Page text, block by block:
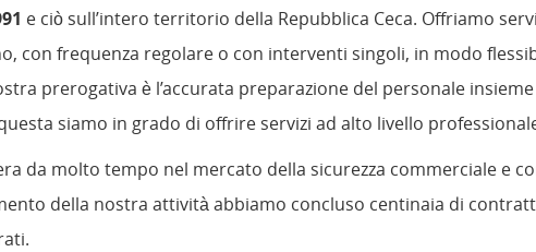
e ciò sull’intero territorio della Repubblica Ceca. Offriamo
con frequenza regolare o con interventi singoli, in modo
prerogativa è l’accurata preparazione del personale
siamo in grado di offrire servizi ad alto livello
da molto tempo nel mercato della sicurezza commerciale e
della nostra attività abbiamo concluso centinaia di